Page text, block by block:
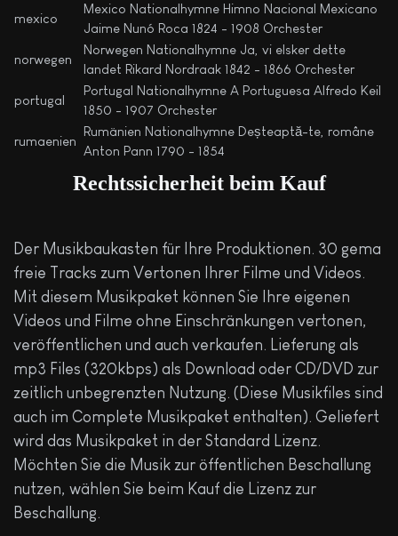
mexico
Mexico Nationalhymne Himno Nacional Mexicano
Jaime Nunó Roca 1824 - 1908 Orchester
norwegen
Norwegen Nationalhymne Ja, vi elsker dette
landet Rikard Nordraak 1842 - 1866 Orchester
portugal
Portugal Nationalhymne A Portuguesa Alfredo Keil
1850 - 1907 Orchester
rumaenien
Rumänien Nationalhymne Deșteaptă-te, române
Anton Pann 1790 - 1854
Rechtssicherheit beim Kauf
Der Musikbaukasten für Ihre Produktionen. 30 gema
freie Tracks zum Vertonen Ihrer Filme und Videos.
Mit diesem Musikpaket können Sie Ihre eigenen
Videos und Filme ohne Einschränkungen vertonen,
veröffentlichen und auch verkaufen. Lieferung als
mp3 Files (320kbps) als Download oder CD/DVD zur
zeitlich unbegrenzten Nutzung. (Diese Musikfiles sind
auch im Complete Musikpaket enthalten). Geliefert
wird das Musikpaket in der Standard Lizenz.
Möchten Sie die Musik zur öffentlichen Beschallung
nutzen, wählen Sie beim Kauf die Lizenz zur
Beschallung.